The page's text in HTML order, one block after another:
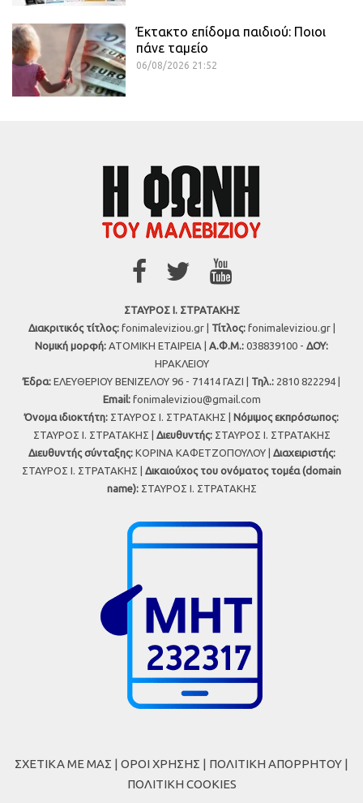
Έκτακτο επίδομα παιδιού: Ποιοι
πάνε ταμείο
06/08/2026 21:52
ΣΤΑΥΡΟΣ Ι. ΣΤΡΑΤΑΚΗΣ
Διακριτικός τίτλος:fonimaleviziou.gr | Τίτλος:fonimaleviziou.gr |
Νομική μορφή: ΑΤΟΜΙΚΗ ΕΤΑΙΡΕΙΑ | Α.Φ.Μ.: 038839100 - ΔΟΥ:
ΗΡΑΚΛΕΙΟΥ
Έδρα: ΕΛΕΥΘΕΡΙΟΥ ΒΕΝΙΖΕΛΟΥ 96 - 71414 ΓΑΖΙ | Τηλ.: 2810 822294 |
Εmail: fonimaleviziou@gmail.com
Όνομα ιδιοκτήτη: ΣΤΑΥΡΟΣ Ι. ΣΤΡΑΤΑΚΗΣ | Νόμιμος εκπρόσωπος:
ΣΤΑΥΡΟΣ Ι. ΣΤΡΑΤΑΚΗΣ | Διευθυντής:ΣΤΑΥΡΟΣ Ι. ΣΤΡΑΤΑΚΗΣ
Διευθυντής σύνταξης:ΚΟΡΙΝΑ ΚΑΦΕΤΖΟΠΟΥΛΟΥ | Διαχειριστής:
ΣΤΑΥΡΟΣ Ι. ΣΤΡΑΤΑΚΗΣ | Δικαιούχος του ονόματος τομέα (domain
name):ΣΤΑΥΡΟΣ Ι. ΣΤΡΑΤΑΚΗΣ
ΣΧΕΤΙΚΑ ΜΕ ΜΑΣ | ΟΡΟΙ ΧΡΗΣΗΣ | ΠΟΛΙΤΙΚΗ ΑΠΟΡΡΗΤΟΥ |
ΠΟΛΙΤΙΚΗ COOKIES